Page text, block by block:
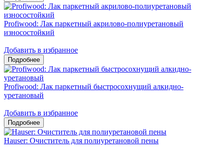
Profiwood: Лак паркетный акрилово-полиуретановый
износостойкий
Добавить в избранное
Profiwood: Лак паркетный быстросохнущий алкидно-
уретановый
Добавить в избранное
Hauser: Очиститель для полиуретановой пены